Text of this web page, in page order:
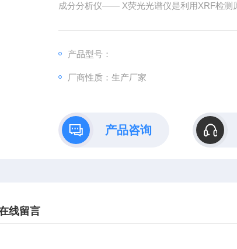
成分分析仪—— X荧光光谱仪是利用XRF检测
产品型号：
厂商性质：生产厂家
产品咨询
线留言